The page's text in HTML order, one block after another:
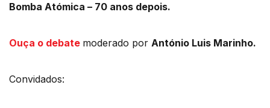
Bomba Atómica – 70 anos depois.
Ouça o debate moderado por António Luis Marinho.
Convidados: